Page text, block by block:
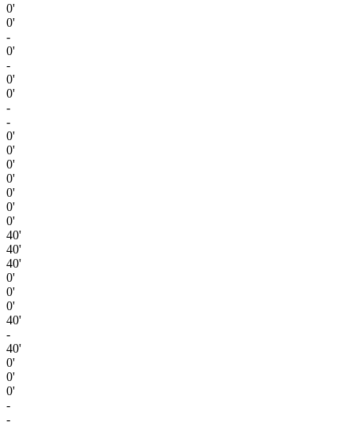
0'
0'
-
0'
-
0'
0'
-
-
0'
0'
0'
0'
0'
0'
0'
40'
40'
40'
0'
0'
0'
40'
-
40'
0'
0'
0'
-
-